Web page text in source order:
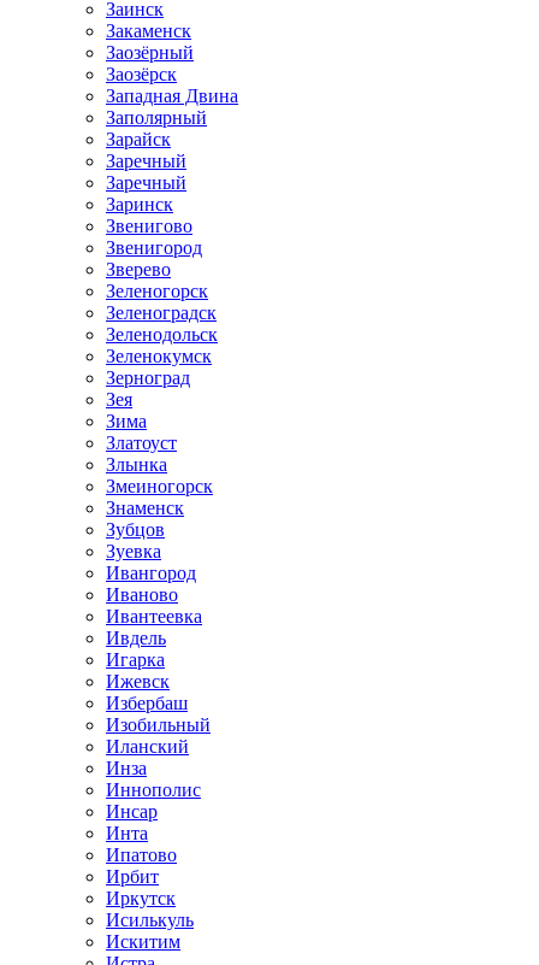
Заинск
Закаменск
Заозёрный
Заозёрск
Западная Двина
Заполярный
Зарайск
Заречный
Заречный
Заринск
Звенигово
Звенигород
Зверево
Зеленогорск
Зеленоградск
Зеленодольск
Зеленокумск
Зерноград
Зея
Зима
Златоуст
Злынка
Змеиногорск
Знаменск
Зубцов
Зуевка
Ивангород
Иваново
Ивантеевка
Ивдель
Игарка
Ижевск
Избербаш
Изобильный
Иланский
Инза
Иннополис
Инсар
Инта
Ипатово
Ирбит
Иркутск
Исилькуль
Искитим